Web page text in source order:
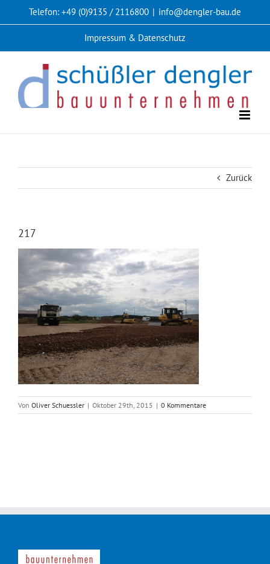
Telefon: +49 (0)9135 / 2116800 | info@dengler-bau.de
Impressum & Datenschutz
Zurück
217
Von Oliver Schuessler | Oktober 29th, 2015 | 0 Kommentare